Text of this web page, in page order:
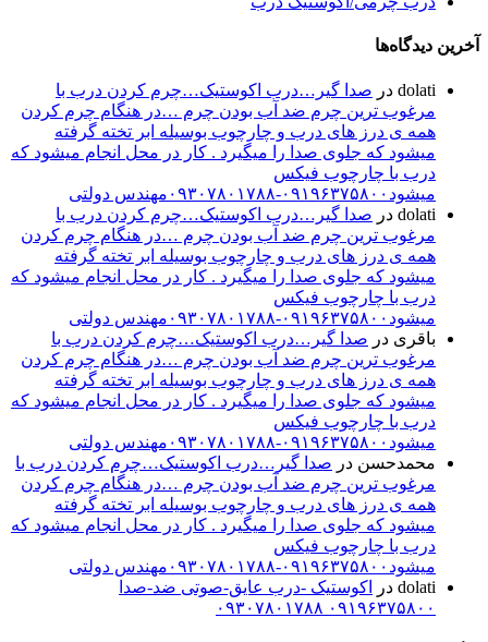
آخرین دیدگاه‌ها
dolati در صدا گیر…درب اکوستیک…چرم کردن درب با
مرغوب ترین چرم ضد آب بودن چرم …در هنگام چرم کردن
همه ی درز های درب و چارچوب بوسیله ابر تخته گرفته
میشود که جلوی صدا را میگیرد . کار در محل انجام میشود که
درب با چارچوب فیکس
میشود۰۹۱۹۶۳۷۵۸۰۰-۰۹۳۰۷۸۰۱۷۸۸مهندس دولتی
dolati در صدا گیر…درب اکوستیک…چرم کردن درب با
مرغوب ترین چرم ضد آب بودن چرم …در هنگام چرم کردن
همه ی درز های درب و چارچوب بوسیله ابر تخته گرفته
میشود که جلوی صدا را میگیرد . کار در محل انجام میشود که
درب با چارچوب فیکس
میشود۰۹۱۹۶۳۷۵۸۰۰-۰۹۳۰۷۸۰۱۷۸۸مهندس دولتی
باقری در صدا گیر…درب اکوستیک…چرم کردن درب با
مرغوب ترین چرم ضد آب بودن چرم …در هنگام چرم کردن
همه ی درز های درب و چارچوب بوسیله ابر تخته گرفته
میشود که جلوی صدا را میگیرد . کار در محل انجام میشود که
درب با چارچوب فیکس
میشود۰۹۱۹۶۳۷۵۸۰۰-۰۹۳۰۷۸۰۱۷۸۸مهندس دولتی
محمدحسن در صدا گیر…درب اکوستیک…چرم کردن درب با
مرغوب ترین چرم ضد آب بودن چرم …در هنگام چرم کردن
همه ی درز های درب و چارچوب بوسیله ابر تخته گرفته
میشود که جلوی صدا را میگیرد . کار در محل انجام میشود که
درب با چارچوب فیکس
میشود۰۹۱۹۶۳۷۵۸۰۰-۰۹۳۰۷۸۰۱۷۸۸مهندس دولتی
dolati در
اکوستیک -درب عایق-صوتی ضد-صدا
۰۹۱۹۶۳۷۵۸۰۰ ۰۹۳۰۷۸۰۱۷۸۸